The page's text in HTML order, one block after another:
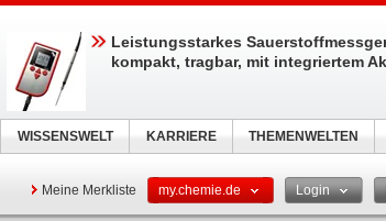
Meine Merkliste my.chemie.de Login
Leistungsstarkes
kompakt, tragbar, mit integriertem
WISSENSWELT KARRIERE THEMENWELTEN